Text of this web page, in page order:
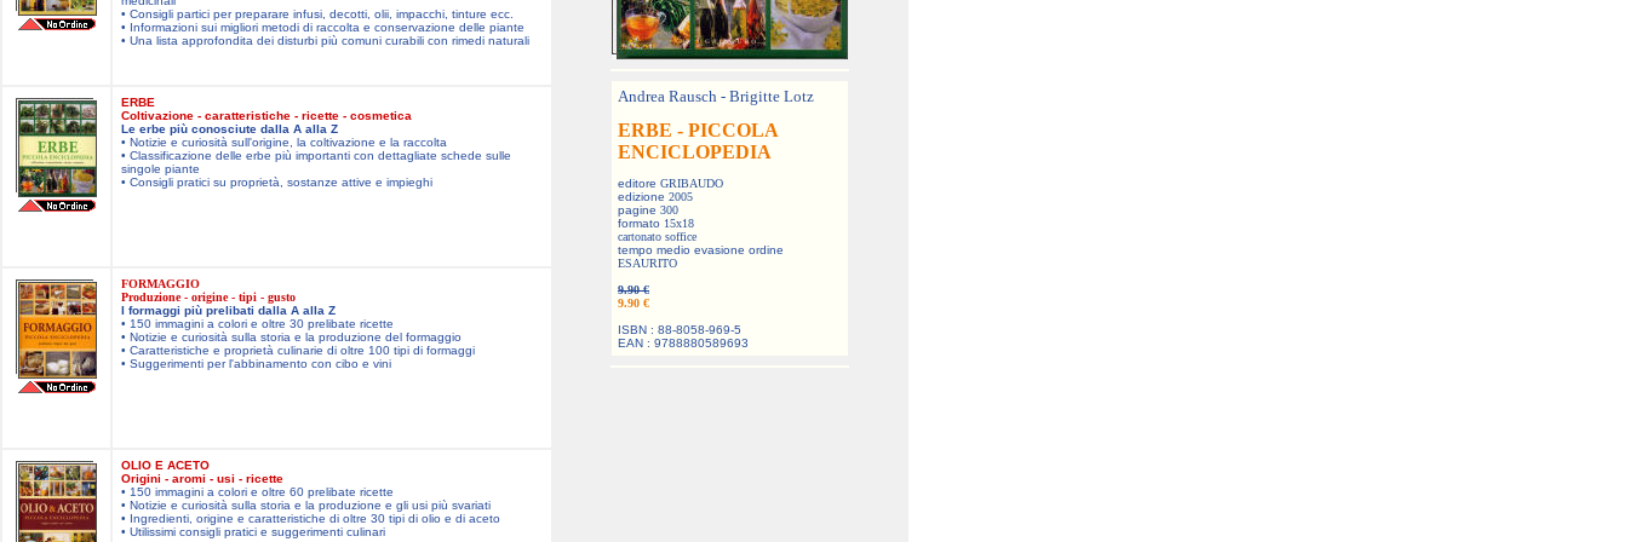
Andrea Rausch - Brigitte Lotz
ERBE - PICCOLA
ENCICLOPEDIA
editore GRIBAUDO
edizione 2005
pagine 300
formato 15x18
cartonato soffice
tempo medio evasione ordine
ESAURITO
9.90 €
9.90 €
ISBN : 88-8058-969-5
EAN : 9788880589693
• Consigli partici per preparare infusi, decotti, olii, impacchi, tinture ecc.
• Informazioni sui migliori metodi di raccolta e conservazione delle piante
• Una lista approfondita dei disturbi più comuni curabili con rimedi naturali
ERBE
Coltivazione - caratteristiche - ricette - cosmetica
Le erbe più conosciute dalla A alla Z
• Notizie e curiosità sull'origine, la coltivazione e la raccolta
• Classificazione delle erbe più importanti con dettagliate schede sulle
singole piante
• Consigli pratici su proprietà, sostanze attive e impieghi
FORMAGGIO
Produzione - origine - tipi - gusto
I formaggi più prelibati dalla A alla Z
• 150 immagini a colori e oltre 30 prelibate ricette
• Notizie e curiosità sulla storia e la produzione del formaggio
• Caratteristiche e proprietà culinarie di oltre 100 tipi di formaggi
• Suggerimenti per l'abbinamento con cibo e vini
OLIO E ACETO
Origini - aromi - usi - ricette
• 150 immagini a colori e oltre 60 prelibate ricette
• Notizie e curiosità sulla storia e la produzione e gli usi più svariati
• Ingredienti, origine e caratteristiche di oltre 30 tipi di olio e di aceto
• Utilissimi consigli pratici e suggerimenti culinari